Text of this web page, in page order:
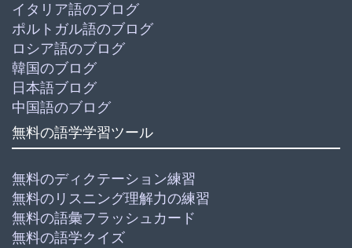
イタリア語のブログ
ポルトガル語のブログ
ロシア語のブログ
韓国のブログ
日本語ブログ
中国語のブログ
無料の語学学習ツール
無料のディクテーション練習
無料のリスニング理解力の練習
無料の語彙フラッシュカード
無料の語学クイズ